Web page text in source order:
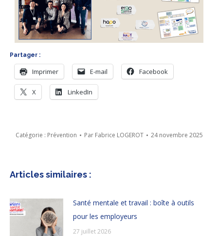
Partager :
Imprimer E-mail Facebook
X LinkedIn
Catégorie : Prévention Par Fabrice LOGEROT 24 novembre 2025
Articles similaires :
Santé mentale et travail : boîte à outils
pour les employeurs
27 juillet 2026